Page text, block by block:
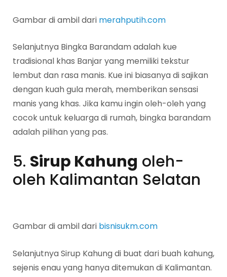
Gambar di ambil dari merahputih.com
Selanjutnya Bingka Barandam adalah kue
tradisional khas Banjar yang memiliki tekstur
lembut dan rasa manis. Kue ini biasanya di sajikan
dengan kuah gula merah, memberikan sensasi
manis yang khas. Jika kamu ingin oleh-oleh yang
cocok untuk keluarga di rumah, bingka barandam
adalah pilihan yang pas.
5. Sirup Kahung oleh-
oleh Kalimantan Selatan
Gambar di ambil dari bisnisukm.com
Selanjutnya Sirup Kahung di buat dari buah kahung,
sejenis enau yang hanya ditemukan di Kalimantan.